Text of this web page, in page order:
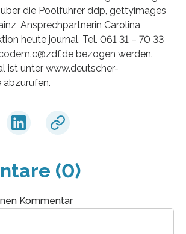
die Poolführer ddp, gettyimages
Ansprechpartnerin Carolina
heute journal, Tel. 061 31 – 70 33
bezogen werden.
ist unter www.deutscher-
abzurufen.
(0)
Kommentar